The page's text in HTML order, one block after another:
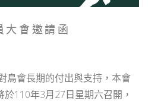
大會邀請函
鳥會長期的付出與支持，本會
110年3月27日星期六召開，